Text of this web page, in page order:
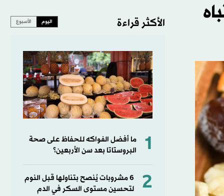
الأكثر قراءة اليوم الأسبوع
1
ما أفضل الفواكه للحفاظ على صحة
البروستاتا بعد سن الأربعين؟
2
6 مشروبات يُنصح بتناولها قبل النوم
لتحسين مستوى السكر في الدم